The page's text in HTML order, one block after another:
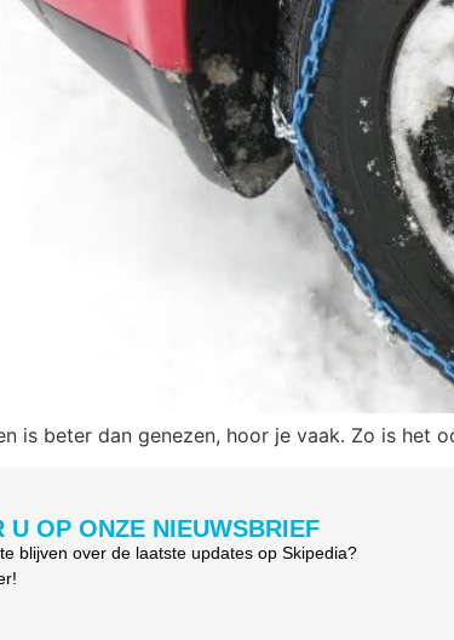
is beter dan genezen, hoor je vaak. Zo is het
U OP ONZE NIEUWSBRIEF
blijven over de laatste updates op Skipedia?